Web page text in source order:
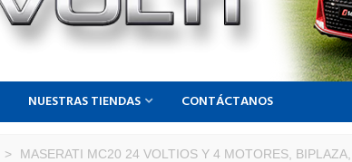
NUESTRAS TIENDAS CONTÁCTANOS
> MASERATI MC20 24 VOLTIOS Y 4 MOTORES, BIPLAZA,